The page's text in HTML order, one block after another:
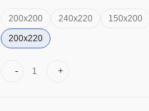
200х200 240х220
150х200
200х220
- +